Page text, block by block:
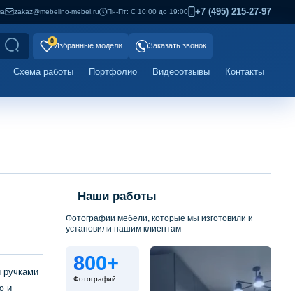
zakaz@mebelino-mebel.ru Пн-Пт: С 10:00 до 19:00 +7 (495) 215-27-97
0
Избранные модели Заказать звонок
Схема работы Портфолио Видеоотзывы Контакты
и
Наши работы
Фотографии мебели, которые мы изготовили и
установили нашим клиентам
800+
Фотографий